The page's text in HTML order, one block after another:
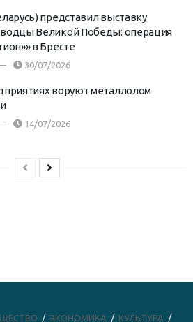
представил выставку
Великой Победы: операция
в Бресте
30/07/2026
воруют металлолом
14/07/2026
ЭКОНОМИКА КУЛЬТУРА